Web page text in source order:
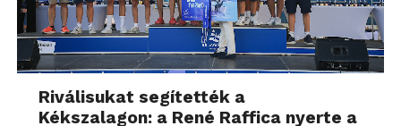
Riválisukat segítették a
Kékszalagon: a René Raffica nyerte a